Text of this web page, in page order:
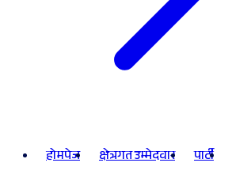
होमपेज क्षेत्रगत उम्मेदवार पार्टी